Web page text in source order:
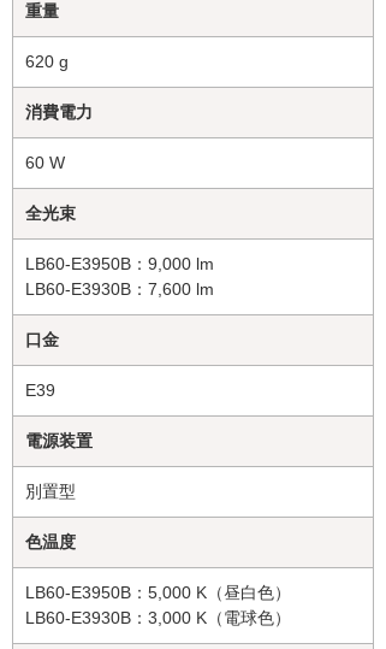
重量
620 g
消費電力
60 W
全光束
LB60-E3950B：9,000 lm
LB60-E3930B：7,600 lm
口金
E39
電源装置
別置型
色温度
LB60-E3950B：5,000 K（昼白色）
LB60-E3930B：3,000 K（電球色）